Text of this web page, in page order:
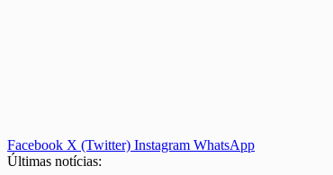
Facebook X (Twitter) Instagram WhatsApp
Últimas notícias: